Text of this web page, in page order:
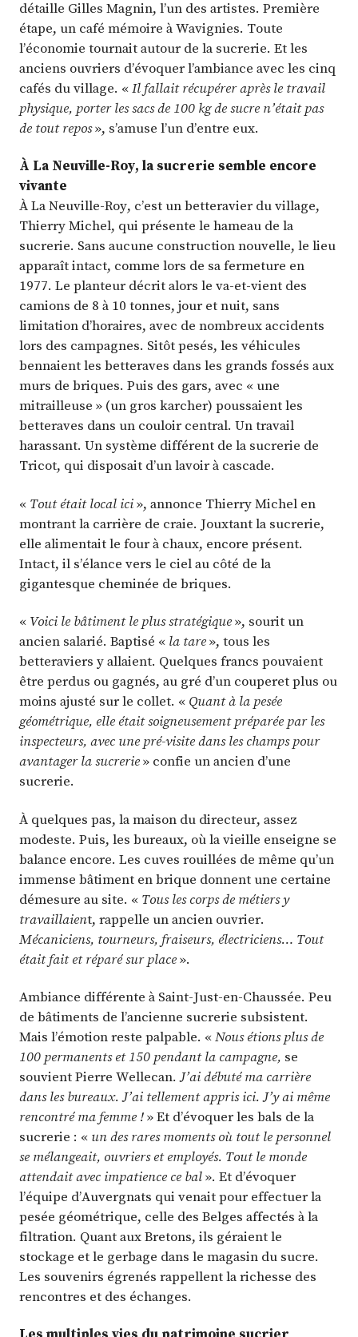
détaille Gilles Magnin, l’un des artistes. Première
étape, un café mémoire à Wavignies. Toute
l’économie tournait autour de la sucrerie. Et les
anciens ouvriers d’évoquer l’ambiance avec les cinq
cafés du village. «Il fallait récupérer après le travail
physique, porter les sacs de 100 kg de sucre n’était pas
de tout repos», s’amuse l’un d’entre eux.
À La Neuville-Roy, la sucrerie semble encore
vivante
À La Neuville-Roy, c’est un betteravier du village,
Thierry Michel, qui présente le hameau de la
sucrerie. Sans aucune construction nouvelle, le lieu
apparaît intact, comme lors de sa fermeture en
1977. Le planteur décrit alors le va-et-vient des
camions de 8 à 10 tonnes, jour et nuit, sans
limitation d’horaires, avec de nombreux accidents
lors des campagnes. Sitôt pesés, les véhicules
bennaient les betteraves dans les grands fossés aux
murs de briques. Puis des gars, avec « une
mitrailleuse » (un gros karcher) poussaient les
betteraves dans un couloir central. Un travail
harassant. Un système différent de la sucrerie de
Tricot, qui disposait d’un lavoir à cascade.
« Tout était local ici», annonce Thierry Michel en
montrant la carrière de craie. Jouxtant la sucrerie,
elle alimentait le four à chaux, encore présent.
Intact, il s’élance vers le ciel au côté de la
gigantesque cheminée de briques.
« Voici le bâtiment le plus stratégique», sourit un
ancien salarié. Baptisé « la tare», tous les
betteraviers y allaient. Quelques francs pouvaient
être perdus ou gagnés, au gré d’un couperet plus ou
moins ajusté sur le collet. « Quant à la pesée
géométrique, elle était soigneusement préparée par les
inspecteurs, avec une pré-visite dans les champs pour
avantager la sucrerie» confie un ancien d’une
sucrerie.
À quelques pas, la maison du directeur, assez
modeste. Puis, les bureaux, où la vieille enseigne se
balance encore. Les cuves rouillées de même qu’un
immense bâtiment en brique donnent une certaine
démesure au site. « Tous les corps de métiers y
travaillaient, rappelle un ancien ouvrier.
Mécaniciens, tourneurs, fraiseurs, électriciens… Tout
était fait et réparé sur place».
Ambiance différente à Saint-Just-en-Chaussée. Peu
de bâtiments de l’ancienne sucrerie subsistent.
Mais l’émotion reste palpable. «Nous étions plus de
100 permanents et 150 pendant la campagne, se
souvient Pierre Wellecan. J’ai débuté ma carrière
dans les bureaux. J’ai tellement appris ici. J’y ai même
rencontré ma femme !» Et d’évoquer les bals de la
sucrerie : « un des rares moments où tout le personnel
se mélangeait, ouvriers et employés. Tout le monde
attendait avec impatience ce bal». Et d’évoquer
l’équipe d’Auvergnats qui venait pour effectuer la
pesée géométrique, celle des Belges affectés à la
filtration. Quant aux Bretons, ils géraient le
stockage et le gerbage dans le magasin du sucre.
Les souvenirs égrenés rappellent la richesse des
rencontres et des échanges.